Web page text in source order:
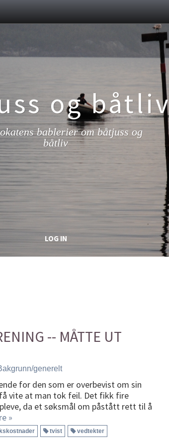
og båtliv
bablerier om båtjuss og
båtliv
LOG IN
-- MÅTTE UT
generelt
for den som er overbevist om sin
vite at man tok feil. Det fikk fire
da et søksmål om påstått rett til å
»
tvist vedtekter